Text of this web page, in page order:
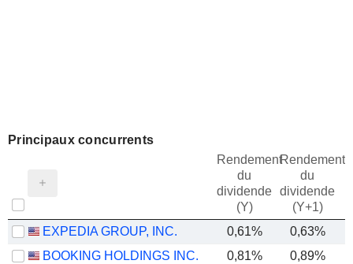
Principaux concurrents
Rendement
du
dividende
(Y)
Rendement
du
dividende
(Y+1)
EXPEDIA GROUP, INC. 0,61% 0,63%
BOOKING HOLDINGS INC.
0,81%
0,89%